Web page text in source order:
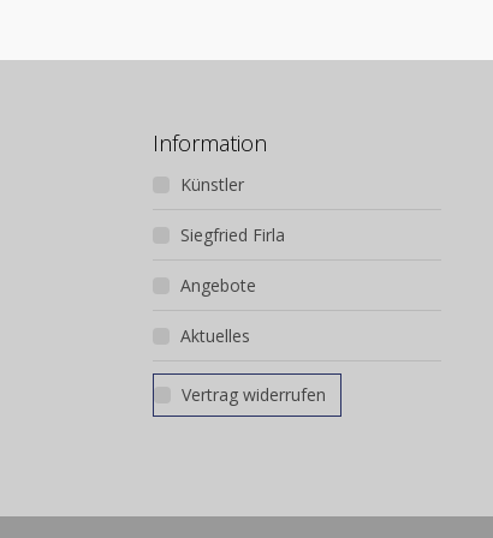
Information
Künstler
Siegfried Firla
Angebote
Aktuelles
Vertrag widerrufen